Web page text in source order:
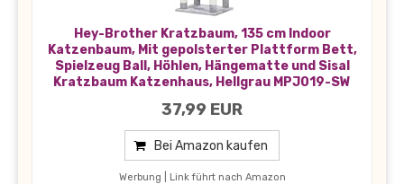
Hey-Brother Kratzbaum, 135 cm Indoor
Katzenbaum, Mit gepolsterter Plattform Bett,
Spielzeug Ball, Höhlen, Hängematte und Sisal
Kratzbaum Katzenhaus, Hellgrau MPJ019-SW
37,99 EUR
Bei Amazon kaufen
Werbung | Link führt nach Amazon